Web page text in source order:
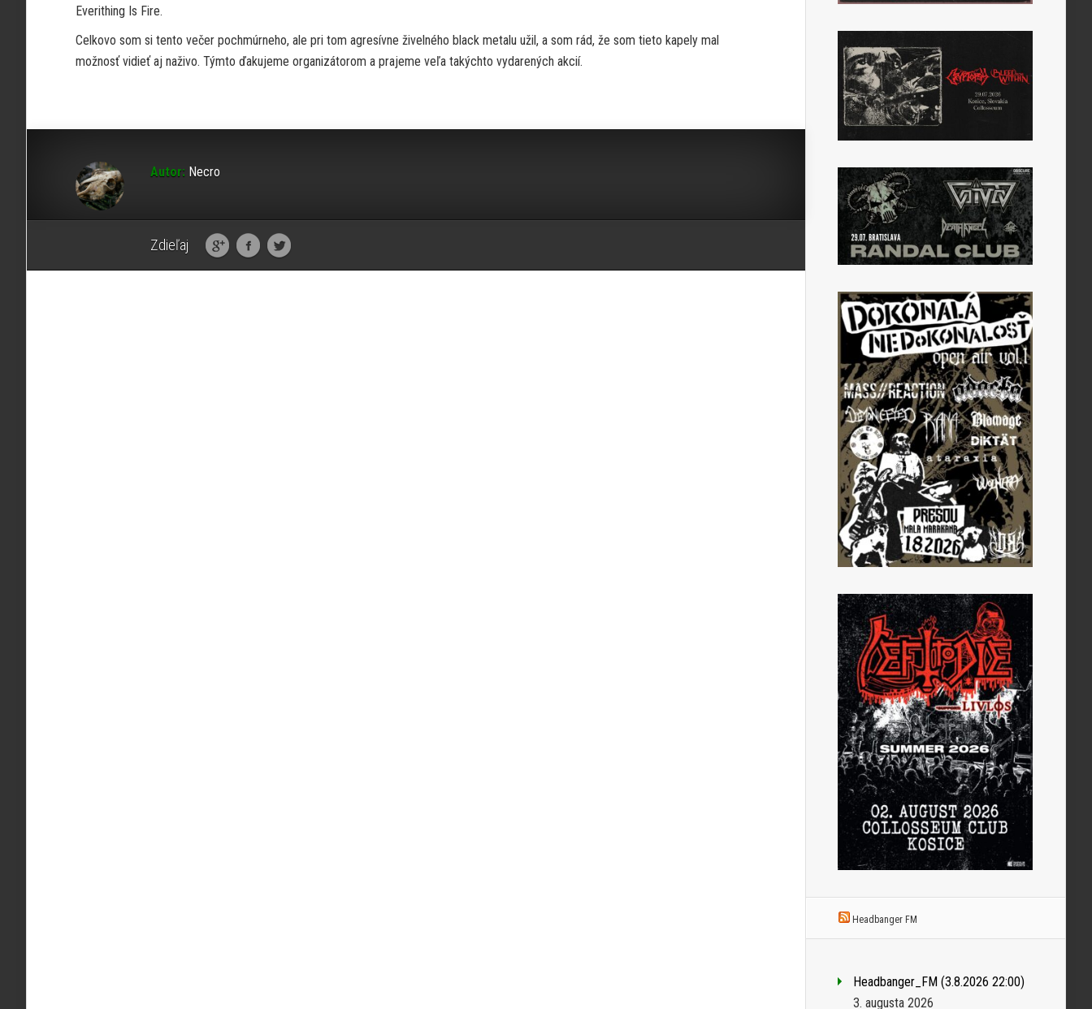
Everithing Is Fire.
Celkovo som si tento večer pochmúrneho, ale pri tom agresívne živelného black metalu užil, a som rád, že som tieto kapely mal
možnosť vidieť aj naživo. Týmto ďakujeme organizátorom a prajeme veľa takýchto vydarených akcií.
Autor: Necro
Zdieľaj
Headbanger FM
Headbanger_FM (3.8.2026 22:00)
3. augusta 2026